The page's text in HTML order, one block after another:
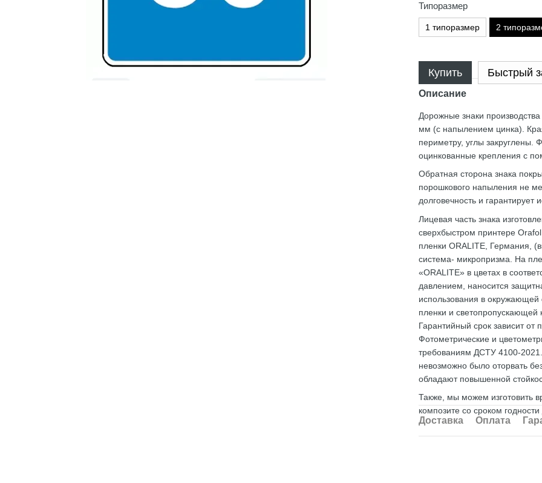
Типоразмер
1 типоразмер 2
Купить Быстрый
Описание
Дорожные знаки
мм (с напылением цинка).
периметру, углы закруглены.
оцинкованные крепления с
Обратная сторона знака
порошкового напыления не
долговечность и гарантирует
Лицевая часть знака
сверхбыстром принтере
пленки ORALITE, Германия,
система- микропризма. На
«ORALITE» в цветах в
давлением, наносится
использования в окружающей
пленки и светопропускающей
Гарантийный срок зависит от
Фотометрические и
требованиям ДСТУ 4100-
невозможно было оторвать
обладают повышенной
Также, мы можем изготовить
композите со сроком
Доставка Оплата